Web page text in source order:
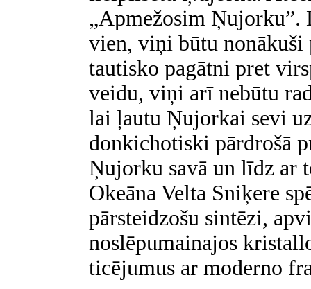
„Apmežosim Ņujorku”.
vien, viņi būtu nonākuši
tautisko pagātni pret
veidu, viņi arī nebūtu
lai ļautu Ņujorkai sevi
donkichotiski pārdrošā
Ņujorku savā un līdz ar
Okeāna Velta Sniķere
pārsteidzošu sintēzi,
noslēpumainajos
ticējumus ar moderno